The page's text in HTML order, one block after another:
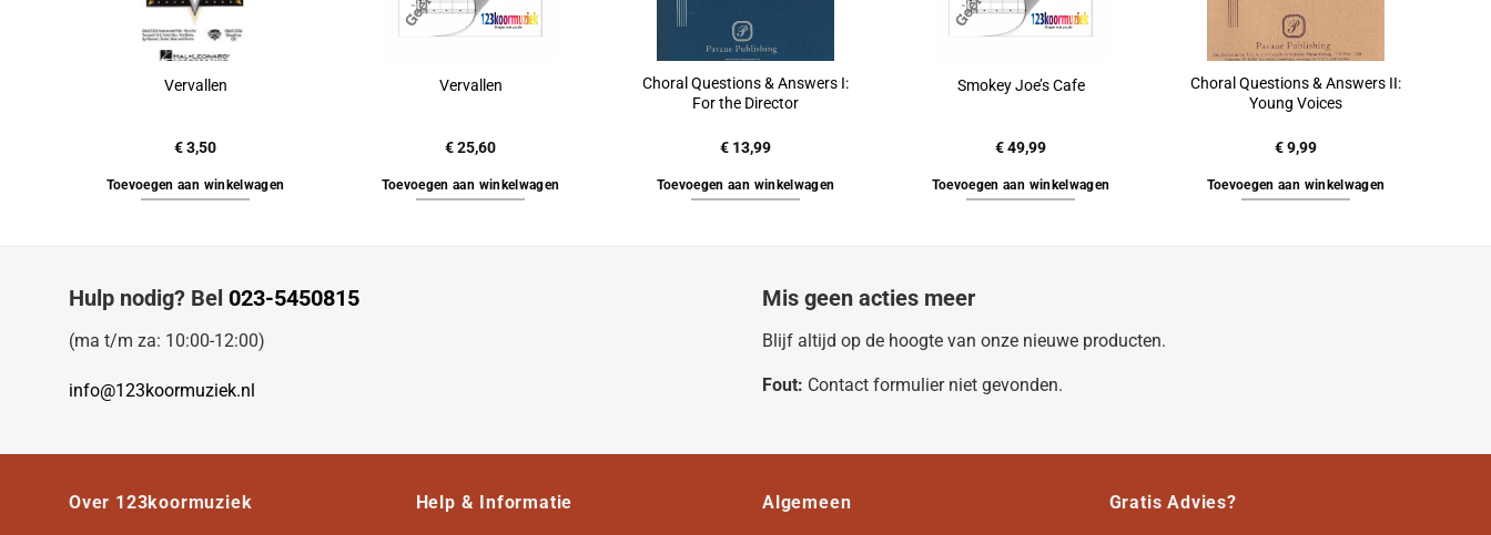
Vervallen
€3,50
Toevoegen aan winkelwagen
Vervallen
€25,60
Toevoegen aan winkelwagen
Choral Questions & Answers I:
For the Director
€ 13,99
Toevoegen aan winkelwagen
Smokey Joe’s Cafe
€49,99
Toevoegen aan winkelwagen
Choral Questions & Answers II:
Young Voices
€9,99
Toevoegen aan winkelwagen
Hulp nodig? Bel 023-5450815
(ma t/m za: 10:00-12:00)
info@123koormuziek.nl
Mis geen acties meer
Blijf altijd op de hoogte van onze nieuwe producten.
Fout: Contact formulier niet gevonden.
Over 123koormuziek Help & Informatie Algemeen Gratis Advies?